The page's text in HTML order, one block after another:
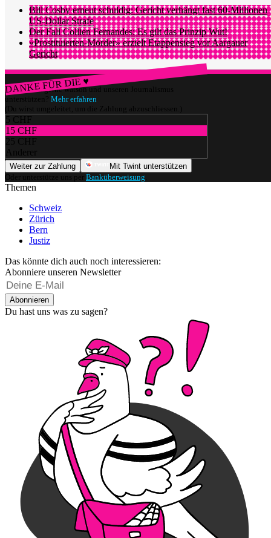
Bill Cosby erneut schuldig: Gericht verhängt fast 60-Millionen
US-Dollar Strafe
Der Fall Collien Fernandes: Es gilt das Prinzip Wut!
«Prostituierten-Mörder» erzielt Etappensieg vor Aargauer
Gericht
DANKE FÜR DIE ♥
Würdest du gerne watson und unseren Journalismus
unterstützen? Mehr erfahren
(Du wirst umgeleitet, um die Zahlung abzuschliessen.)
5 CHF
15 CHF
25 CHF
Anderer
Weiter zur Zahlung
Mit Twint unterstützen
Oder unterstütze uns per Banküberweisung
Themen
Schweiz
Zürich
Bern
Justiz
Das könnte dich auch noch interessieren:
Abonniere unseren Newsletter
Abonnieren
Du hast uns was zu sagen?